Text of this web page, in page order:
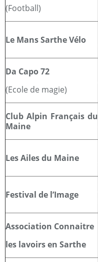
(Football)
Le Mans Sarthe Vélo
Da Capo 72
(Ecole de magie)
Club Alpin Français du
Maine
Les Ailes du Maine
Festival de l’Image
Association Connaitre
les lavoirs en Sarthe